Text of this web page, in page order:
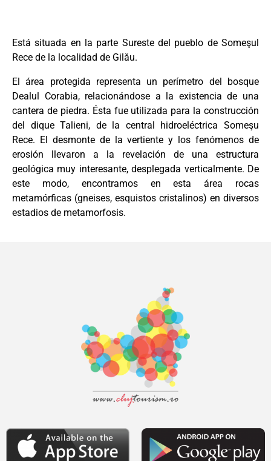
Está situada en la parte Sureste del pueblo de Someşul
Rece de la localidad de Gilău.
El área protegida representa un perímetro del bosque
Dealul Corabia, relacionándose a la existencia de una
cantera de piedra. Ésta fue utilizada para la construcción
del dique Talieni, de la central hidroeléctrica Someşu
Rece. El desmonte de la vertiente y los fenómenos de
erosión llevaron a la revelación de una estructura
geológica muy interesante, desplegada verticalmente. De
este modo, encontramos en esta área rocas
metamórficas (gneises, esquistos cristalinos) en diversos
estadios de metamorfosis.